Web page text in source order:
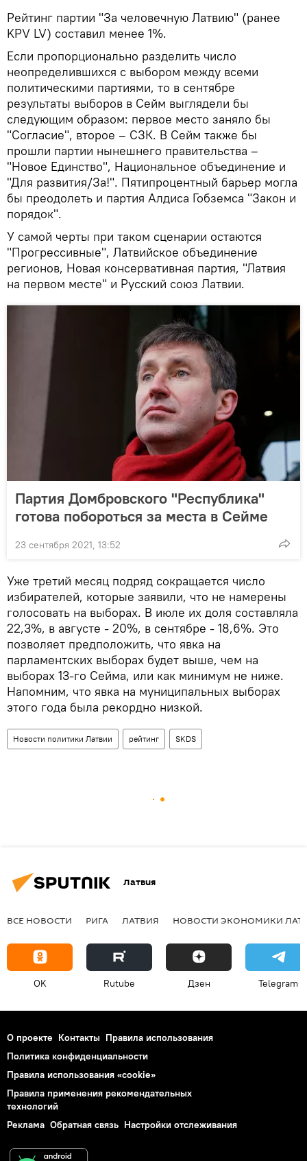
Рейтинг партии "За человечную Латвию" (ранее
KPV LV) составил менее 1%.
Если пропорционально разделить число
неопределившихся с выбором между всеми
политическими партиями, то в сентябре
результаты выборов в Сейм выглядели бы
следующим образом: первое место заняло бы
"Согласие", второе – СЗК. В Сейм также бы
прошли партии нынешнего правительства –
"Новое Единство", Национальное объединение и
"Для развития/За!". Пятипроцентный барьер могла
бы преодолеть и партия Алдиса Гобземса "Закон и
порядок".
У самой черты при таком сценарии остаются
"Прогрессивные", Латвийское объединение
регионов, Новая консервативная партия, "Латвия
на первом месте" и Русский союз Латвии.
Партия Домбровского "Республика"
готова побороться за места в Сейме
23 сентября 2021, 13:52
Уже третий месяц подряд сокращается число
избирателей, которые заявили, что не намерены
голосовать на выборах. В июле их доля составляла
22,3%, в августе - 20%, в сентябре - 18,6%. Это
позволяет предположить, что явка на
парламентских выборах будет выше, чем на
выборах 13-го Сейма, или как минимум не ниже.
Напомним, что явка на муниципальных выборах
этого года была рекордно низкой.
Новости политики Латвии рейтинг SKDS
Латвия
ВСЕ НОВОСТИ РИГА ЛАТВИЯ НОВОСТИ ЭКОНОМИКИ
OK Rutube Дзен Telegram
О проекте Контакты Правила использования
Политика конфиденциальности
Правила использования «cookie»
Правила применения рекомендательных
технологий
Реклама Обратная связь Настройки отслеживания